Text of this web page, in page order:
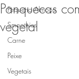
Pequeno Almoço
Smoothies
Carne
Peixe
Vegetais
Panquecas
vegetal